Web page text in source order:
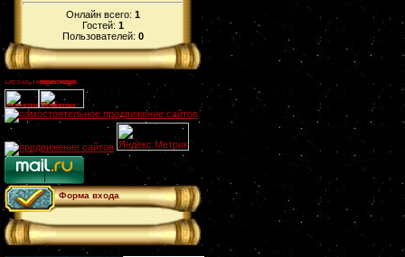
Онлайн всего: 1
Гостей: 1
Пользователей: 0
Форма входа